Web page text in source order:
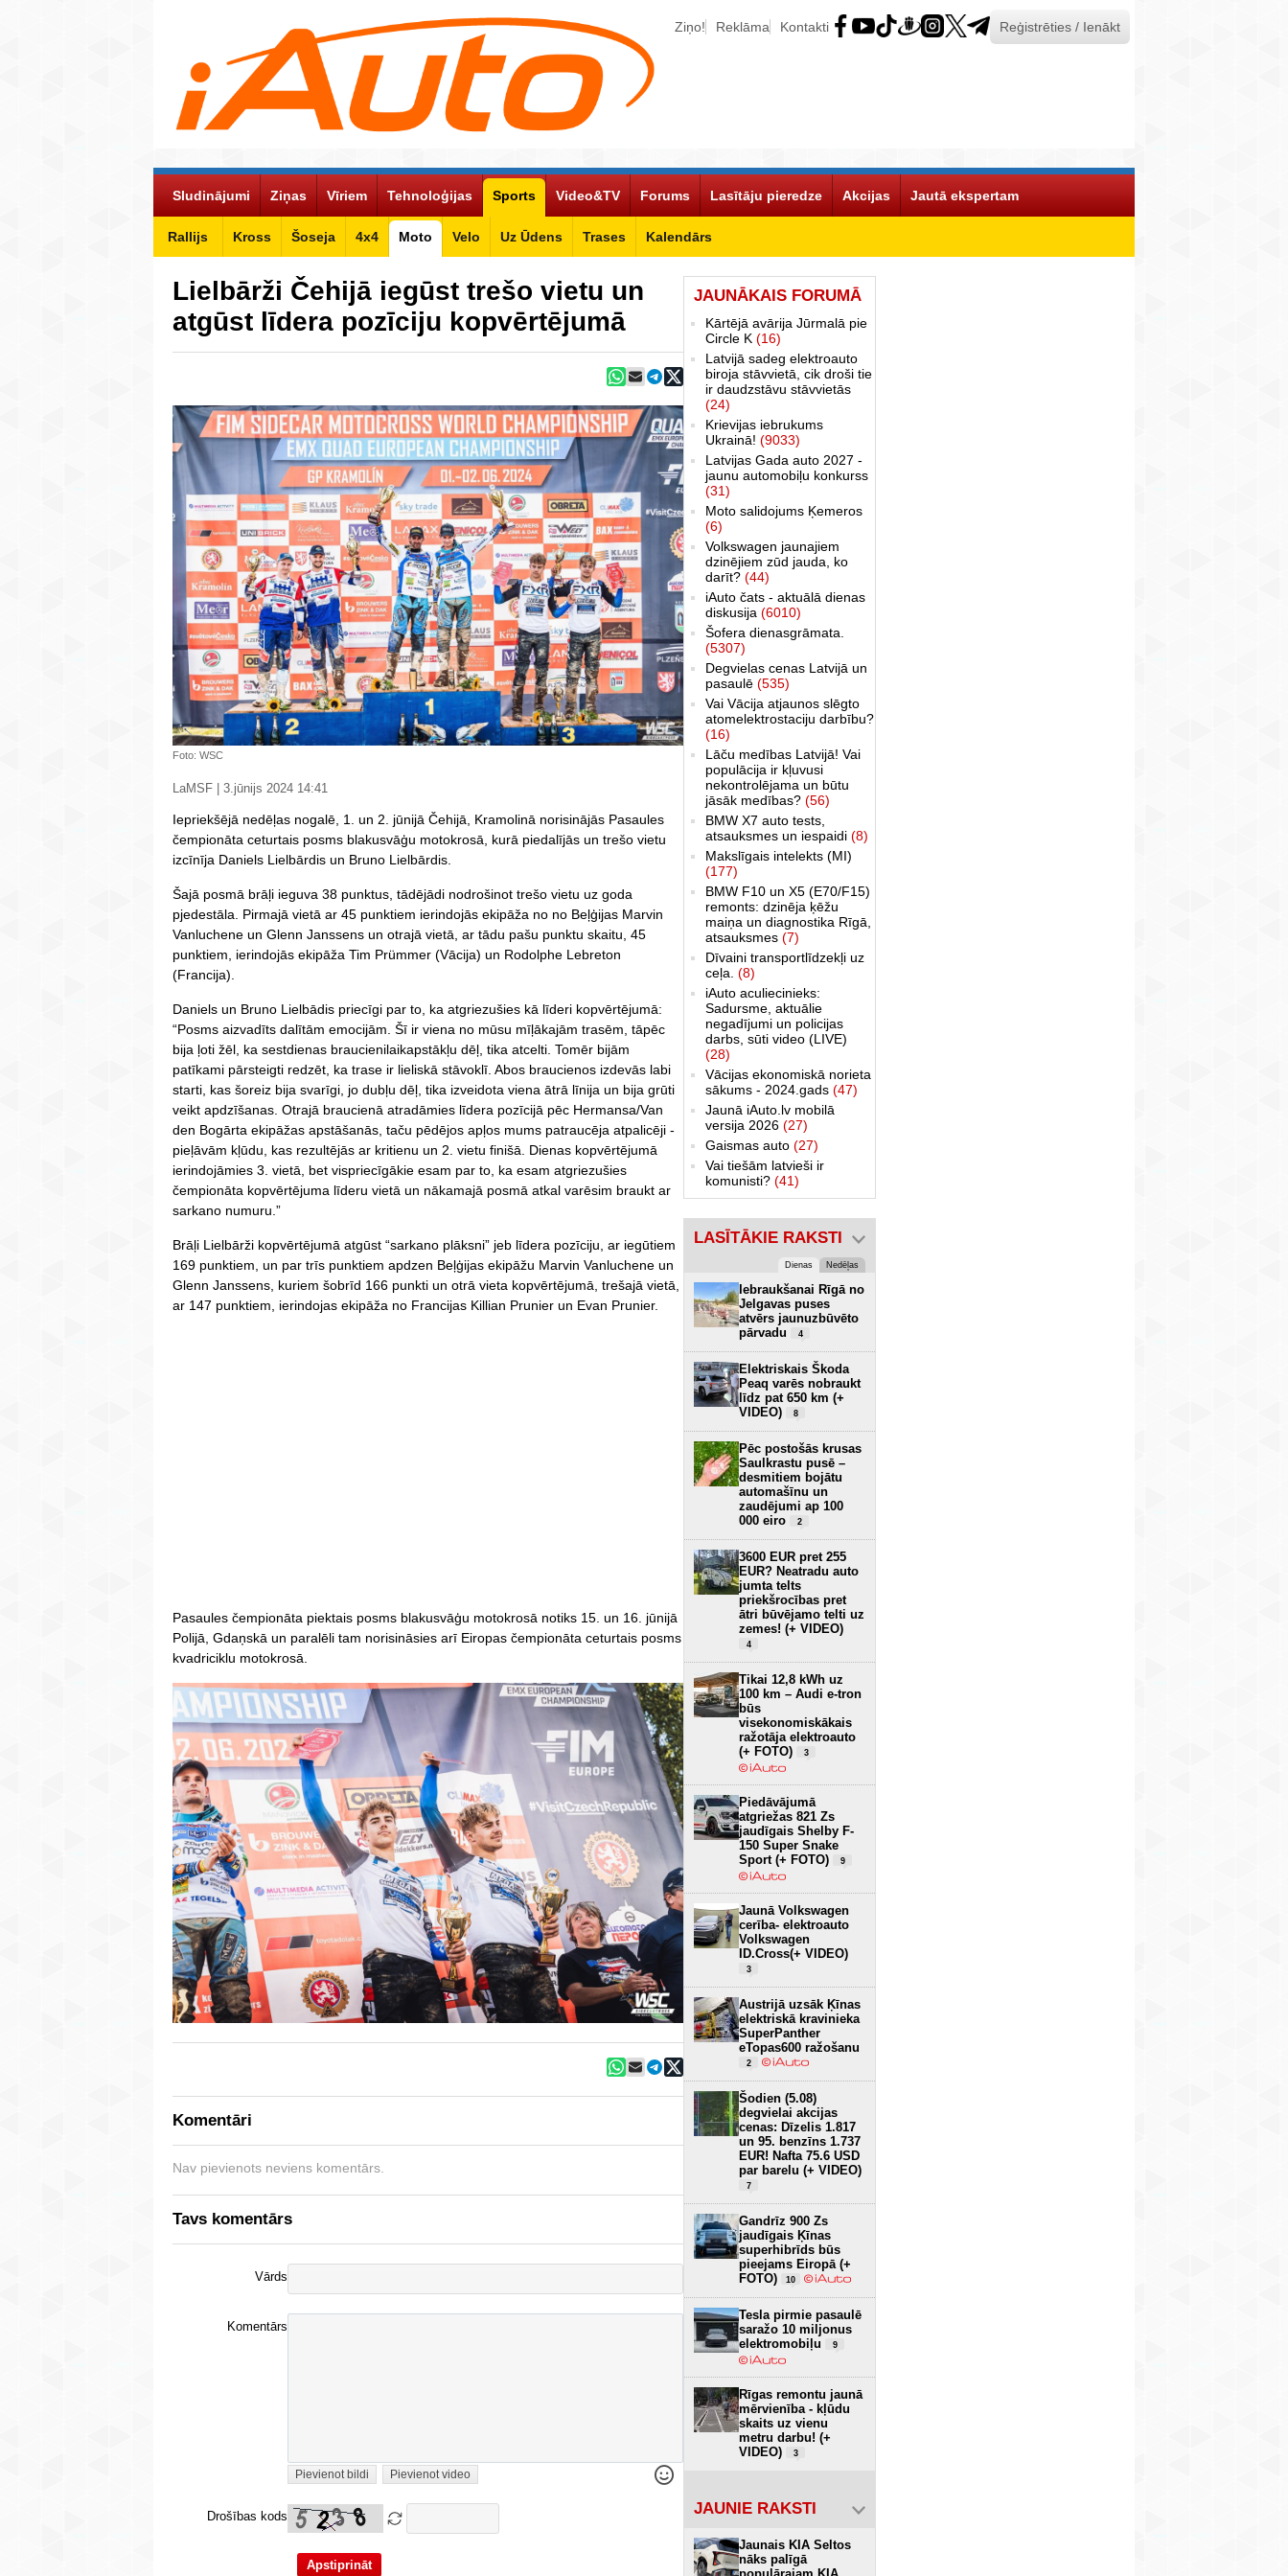
Ziņo! Reklāma Kontakti Reģistrēties / Ienākt
Sludinājumi Ziņas Vīriem Tehnoloģijas Sports
Rallijs Kross Šoseja 4x4 Moto Velo Uz Ūdens Trases Kalendārs
Video&TV Forums Lasītāju pieredze Akcijas Jautā ekspertam
Lielbārži Čehijā iegūst trešo vietu un
atgūst līdera pozīciju kopvērtējumā
Foto: WSC
LaMSF | 3.jūnijs 2024 14:41
Iepriekšējā nedēļas nogalē, 1. un 2. jūnijā Čehijā, Kramolinā norisinājās Pasaules
čempionāta ceturtais posms blakusvāģu motokrosā, kurā piedalījās un trešo vietu
izcīnīja Daniels Lielbārdis un Bruno Lielbārdis.
Šajā posmā brāļi ieguva 38 punktus, tādējādi nodrošinot trešo vietu uz goda
pjedestāla. Pirmajā vietā ar 45 punktiem ierindojās ekipāža no no Beļģijas Marvin
Vanluchene un Glenn Janssens un otrajā vietā, ar tādu pašu punktu skaitu, 45
punktiem, ierindojās ekipāža Tim Prümmer (Vācija) un Rodolphe Lebreton
(Francija).
Daniels un Bruno Lielbādis priecīgi par to, ka atgriezušies kā līderi kopvērtējumā:
“Posms aizvadīts dalītām emocijām. Šī ir viena no mūsu mīļākajām trasēm, tāpēc
bija ļoti žēl, ka sestdienas braucienilaikapstākļu dēļ, tika atcelti. Tomēr bijām
patīkami pārsteigti redzēt, ka trase ir lieliskā stāvoklī. Abos braucienos izdevās labi
starti, kas šoreiz bija svarīgi, jo dubļu dēļ, tika izveidota viena ātrā līnija un bija grūti
veikt apdzīšanas. Otrajā braucienā atradāmies līdera pozīcijā pēc Hermansa/Van
den Bogārta ekipāžas apstāšanās, taču pēdējos apļos mums patraucēja atpalicēji -
pieļāvām kļūdu, kas rezultējās ar kritienu un 2. vietu finišā. Dienas kopvērtējumā
ierindojāmies 3. vietā, bet vispriecīgākie esam par to, ka esam atgriezušies
čempionāta kopvērtējuma līderu vietā un nākamajā posmā atkal varēsim braukt ar
sarkano numuru.”
Brāļi Lielbārži kopvērtējumā atgūst “sarkano plāksni” jeb līdera pozīciju, ar iegūtiem
169 punktiem, un par trīs punktiem apdzen Beļģijas ekipāžu Marvin Vanluchene un
Glenn Janssens, kuriem šobrīd 166 punkti un otrā vieta kopvērtējumā, trešajā vietā,
ar 147 punktiem, ierindojas ekipāža no Francijas Killian Prunier un Evan Prunier.
Pasaules čempionāta piektais posms blakusvāģu motokrosā notiks 15. un 16. jūnijā
Polijā, Gdaņskā un paralēli tam norisināsies arī Eiropas čempionāta ceturtais posms
kvadriciklu motokrosā.
Komentāri
Nav pievienots neviens komentārs.
Tavs komentārs
Vārds
Komentārs
Pievienot bildi Pievienot video
Drošības kods
JAUNĀKAIS FORUMĀ
Kārtējā avārija Jūrmalā pie
Circle K (16)
Latvijā sadeg elektroauto
biroja stāvvietā, cik droši tie
ir daudzstāvu stāvvietās
(24)
Krievijas iebrukums
Ukrainā! (9033)
Latvijas Gada auto 2027 -
jaunu automobiļu konkurss
(31)
Moto salidojums Ķemeros
(6)
Volkswagen jaunajiem
dzinējiem zūd jauda, ko
darīt? (44)
iAuto čats - aktuālā dienas
diskusija (6010)
Šofera dienasgrāmata.
(5307)
Degvielas cenas Latvijā un
pasaulē (535)
Vai Vācija atjaunos slēgto
atomelektrostaciju darbību?
(16)
Lāču medības Latvijā! Vai
populācija ir kļuvusi
nekontrolējama un būtu
jāsāk medības? (56)
BMW X7 auto tests,
atsauksmes un iespaidi (8)
Makslīgais intelekts (MI)
(177)
BMW F10 un X5 (E70/F15)
remonts: dzinēja ķēžu
maiņa un diagnostika Rīgā,
atsauksmes (7)
Dīvaini transportlīdzekļi uz
ceļa. (8)
iAuto aculiecinieks:
Sadursme, aktuālie
negadījumi un policijas
darbs, sūti video (LIVE)
(28)
Vācijas ekonomiskā norieta
sākums - 2024.gads (47)
Jaunā iAuto.lv mobilā
versija 2026 (27)
Gaismas auto (27)
Vai tiešām latvieši ir
komunisti? (41)
LASĪTĀKIE RAKSTI
Dienas Nedēļas
Iebraukšanai Rīgā no
Jelgavas puses
atvērs jaunuzbūvēto
pārvadu
4
Elektriskais Škoda
Peaq varēs nobraukt
līdz pat 650 km (+
VIDEO)
8
Pēc postošās krusas
Saulkrastu pusē –
desmitiem bojātu
automašīnu un
zaudējumi ap 100
000 eiro
2
3600 EUR pret 255
EUR? Neatradu auto
jumta telts
priekšrocības pret
ātri būvējamo telti uz
zemes! (+ VIDEO)
4
Tikai 12,8 kWh uz
100 km – Audi e-tron
būs
visekonomiskākais
ražotāja elektroauto
(+ FOTO)
3
Piedāvājumā
atgriežas 821 Zs
jaudīgais Shelby F-
150 Super Snake
Sport (+ FOTO)
9
Jaunā Volkswagen
cerība- elektroauto
Volkswagen
ID.Cross(+ VIDEO)
3
Austrijā uzsāk Ķīnas
elektriskā kravinieka
SuperPanther
eTopas600 ražošanu
2
Šodien (5.08)
degvielai akcijas
cenas: Dīzelis 1.817
un 95. benzīns 1.737
EUR! Nafta 75.6 USD
par barelu (+ VIDEO)
7
Gandrīz 900 Zs
jaudīgais Ķīnas
superhibrīds būs
pieejams Eiropā (+
FOTO)
10
Tesla pirmie pasaulē
saražo 10 miljonus
elektromobiļu
9
Rīgas remontu jaunā
mērvienība - kļūdu
skaits uz vienu
metru darbu! (+
VIDEO)
3
JAUNIE RAKSTI
Jaunais KIA Seltos
nāks palīgā